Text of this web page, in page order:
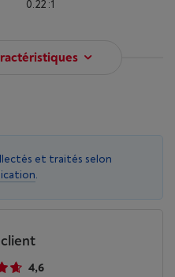
0.22 :1
et traités selon
.
4,6